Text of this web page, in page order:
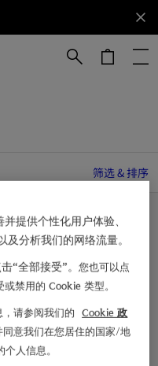
筛选 & 排序
提供个性化用户体验、
分析我们的网络流量。
“全部接受”。您也可以点
禁用的 Cookie 类型。
请参阅我们的
Cookie 政
意我们在您居住的国家/地
人信息。